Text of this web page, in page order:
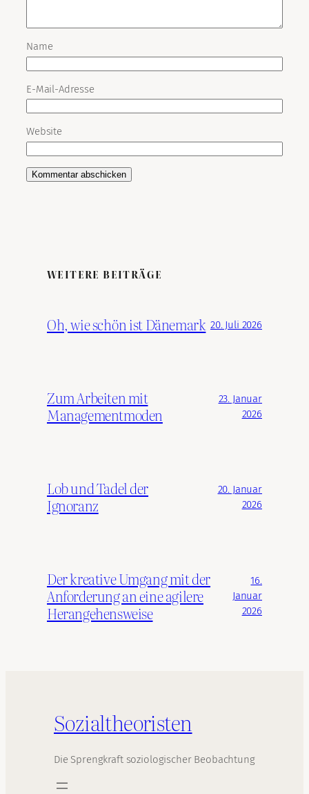
Name
E-Mail-Adresse
Website
WEITERE BEITRÄGE
Oh, wie schön ist Dänemark 20. Juli 2026
Zum Arbeiten mit
Managementmoden
23. Januar
2026
Lob und Tadel der
Ignoranz
20. Januar
2026
Der kreative Umgang mit der
Anforderung an eine agilere
Herangehensweise
16.
Januar
2026
Sozialtheoristen
Die Sprengkraft soziologischer Beobachtung